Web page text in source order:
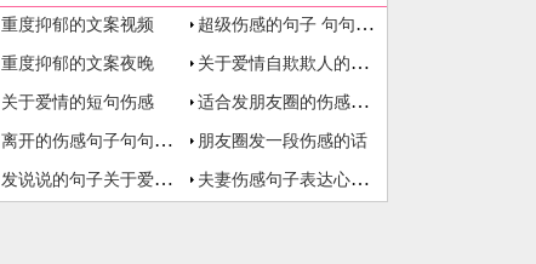
重度抑郁的文案视频 超级伤感的句子 句句扎心
重度抑郁的文案夜晚 关于爱情自欺欺人的伤感句子
关于爱情的短句伤感
适合发朋友圈的伤感句子短句
离开的伤感句子句句心痛
朋友圈发一段伤感的话
发说说的句子关于爱情伤感 夫妻伤感句子表达心情失落